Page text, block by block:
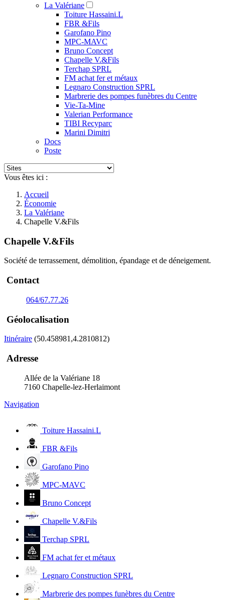
La Valériane
Toiture Hassaini.L
FBR &Fils
Garofano Pino
MPC-MAVC
Bruno Concept
Chapelle V.&Fils
Terchap SPRL
FM achat fer et métaux
Legnaro Construction SPRL
Marbrerie des pompes funèbres du Centre
Vie-Ta-Mine
Valerian Performance
TIBI Recyparc
Marini Dimitri
Docs
Poste
Vous êtes ici :
Accueil
Économie
La Valériane
Chapelle V.&Fils
Chapelle V.&Fils
Société de terrassement, démolition, épandage et de déneigement.
Contact
064/67.77.26
Géolocalisation
Itinéraire (50.458981,4.2810812)
Adresse
Allée de la Valériane 18
7160 Chapelle-lez-Herlaimont
Navigation
Toiture Hassaini.L
FBR &Fils
Garofano Pino
MPC-MAVC
Bruno Concept
Chapelle V.&Fils
Terchap SPRL
FM achat fer et métaux
Legnaro Construction SPRL
Marbrerie des pompes funèbres du Centre